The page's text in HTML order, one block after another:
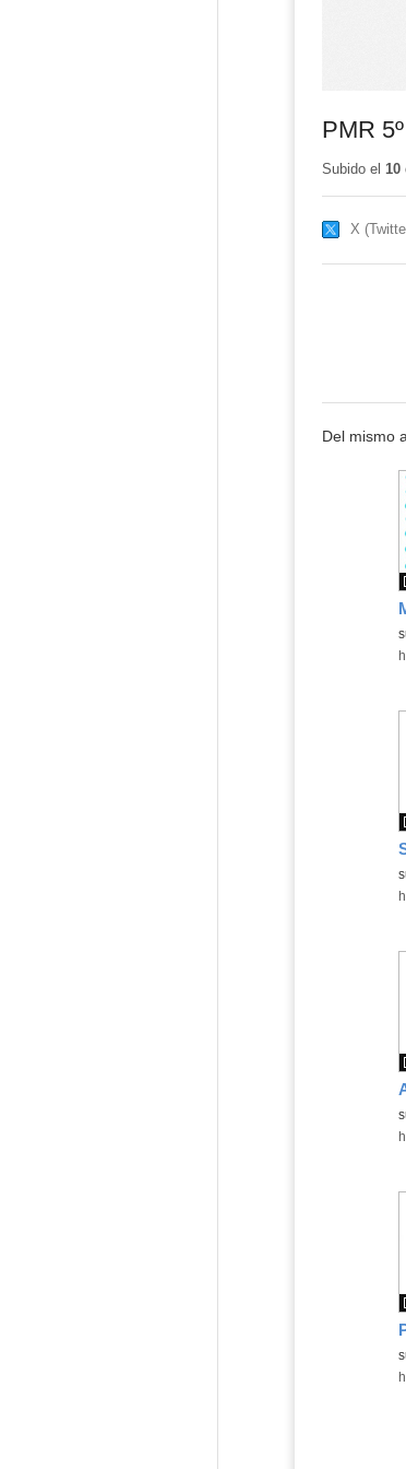
PMR
Subido el 10
X
Del mismo
-
-
-
-